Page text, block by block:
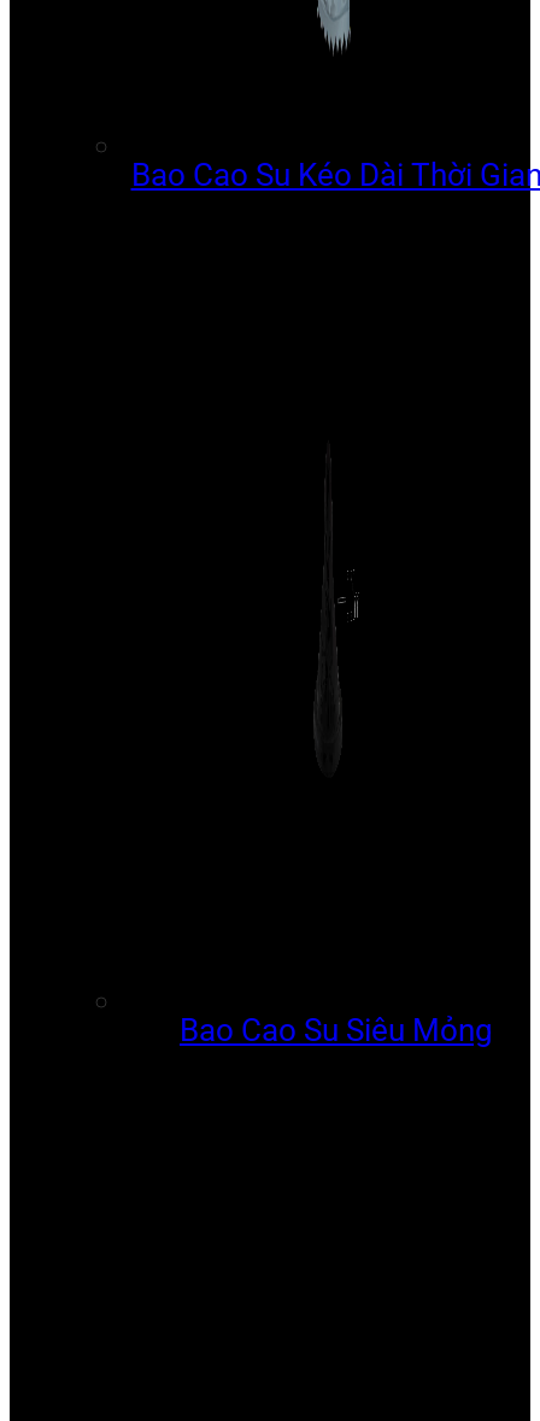
Bao Cao Su Kéo Dài Thời
Bao Cao Su Siêu Mỏng